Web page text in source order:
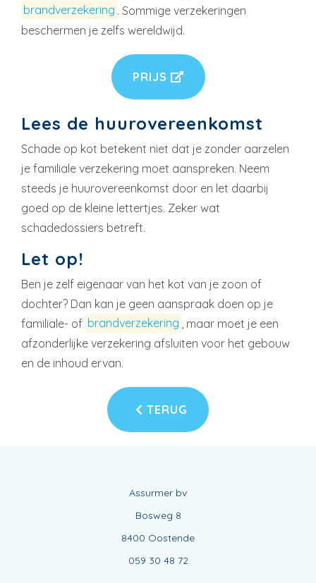
brandverzekering . Sommige verzekeringen
beschermen je zelfs wereldwijd.
PRIJS
Lees de huurovereenkomst
Schade op kot betekent niet dat je zonder aarzelen
je familiale verzekering moet aanspreken. Neem
steeds je huurovereenkomst door en let daarbij
goed op de kleine lettertjes. Zeker wat
schadedossiers betreft.
Let op!
Ben je zelf eigenaar van het kot van je zoon of
dochter? Dan kan je geen aanspraak doen op je
familiale- of brandverzekering , maar moet je een
afzonderlijke verzekering afsluiten voor het gebouw
en de inhoud ervan.
TERUG
Assurmer bv
Bosweg 8
8400 Oostende
059 30 48 72